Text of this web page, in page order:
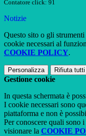
Contatore click: 91
Notizie
Questo sito o gli
cookie necessari al
COOKIE POLICY.
Personalizza Rifiuta tutti
Gestione cookie
In questa schermata è
I cookie necessari sono
piattaforma e non è
Per conoscere quali sono
visionare la COOKIE